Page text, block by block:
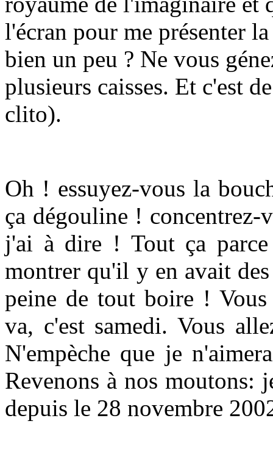
l'écran pour me présenter
bien un peu ? Ne vous
plusieurs caisses. Et c'est
clito).
Oh ! essuyez-vous la
ça dégouline ! concentrez-
j'ai à dire ! Tout ça
montrer qu'il y en avait
peine de tout boire !
va, c'est samedi. Vous
N'empèche que je
Revenons à nos moutons:
depuis le 28 novembre